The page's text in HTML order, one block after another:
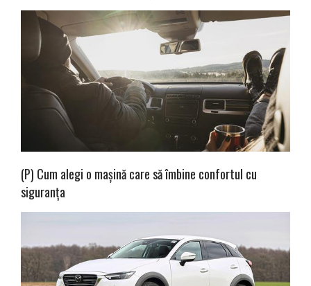
(P) Cum alegi o mașină care să îmbine confortul cu
siguranța